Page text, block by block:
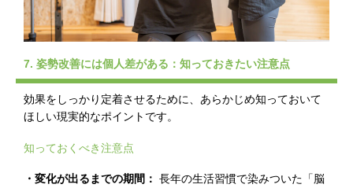
7. 姿勢改善には個人差がある：知っておきたい注意点
効果をしっかり定着させるために、あらかじめ知っておいて
ほしい現実的なポイントです。
知っておくべき注意点
・変化が出るまでの期間： 長年の生活習慣で染みついた「脳